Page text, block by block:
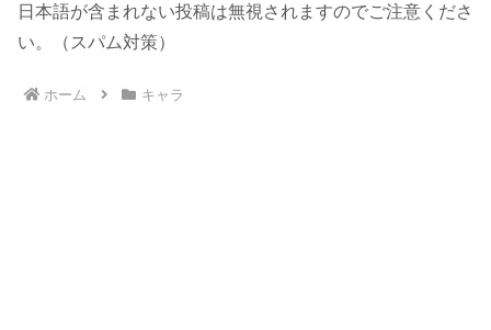
日本語が含まれない投稿は無視されますのでご注意くださ
い。（スパム対策）
ホーム キャラ